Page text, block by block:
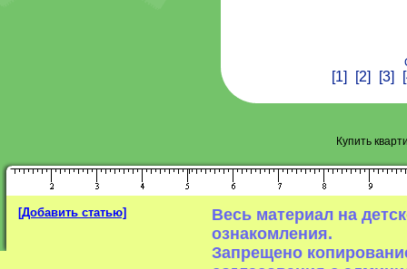
[1] [2] [3]
Купить
[Добавить статью]
Весь материал на
ознакомления.
Запрещено